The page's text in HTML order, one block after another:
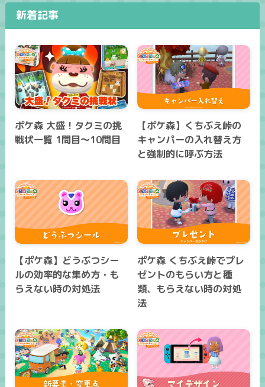
新着記事
ポケ森 大盛！タクミの挑
戦状一覧 1問目～10問目
【ポケ森】くちぶえ峠の
キャンパーの入れ替え方
と強制的に呼ぶ方法
【ポケ森】どうぶつシー
ルの効率的な集め方・も
らえない時の対処法
ポケ森 くちぶえ峠でプレ
ゼントのもらい方と種
類、もらえない時の対処
法